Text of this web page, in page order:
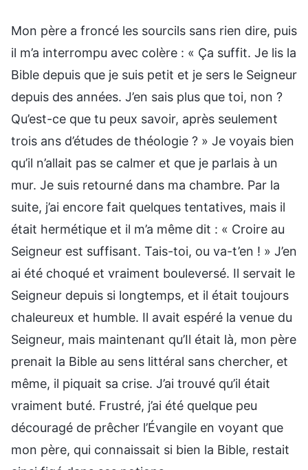
Mon père a froncé les sourcils sans rien dire, puis
il m’a interrompu avec colère : « Ça suffit. Je lis la
Bible depuis que je suis petit et je sers le Seigneur
depuis des années. J’en sais plus que toi, non ?
Qu’est-ce que tu peux savoir, après seulement
trois ans d’études de théologie ? » Je voyais bien
qu’il n’allait pas se calmer et que je parlais à un
mur. Je suis retourné dans ma chambre. Par la
suite, j’ai encore fait quelques tentatives, mais il
était hermétique et il m’a même dit : « Croire au
Seigneur est suffisant. Tais-toi, ou va-t’en ! » J’en
ai été choqué et vraiment bouleversé. Il servait le
Seigneur depuis si longtemps, et il était toujours
chaleureux et humble. Il avait espéré la venue du
Seigneur, mais maintenant qu’Il était là, mon père
prenait la Bible au sens littéral sans chercher, et
même, il piquait sa crise. J’ai trouvé qu’il était
vraiment buté. Frustré, j’ai été quelque peu
découragé de prêcher l’Évangile en voyant que
mon père, qui connaissait si bien la Bible, restait